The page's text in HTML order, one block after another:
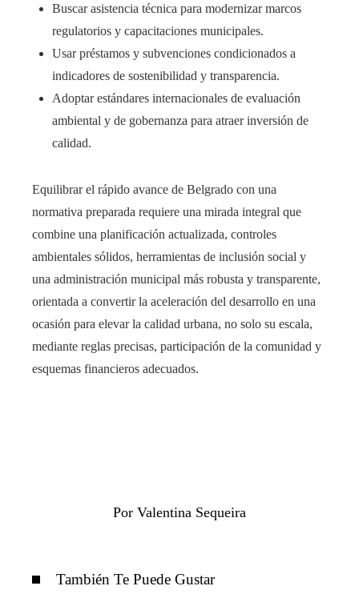
Buscar asistencia técnica para modernizar marcos
regulatorios y capacitaciones municipales.
Usar préstamos y subvenciones condicionados a
indicadores de sostenibilidad y transparencia.
Adoptar estándares internacionales de evaluación
ambiental y de gobernanza para atraer inversión de
calidad.
Equilibrar el rápido avance de Belgrado con una
normativa preparada requiere una mirada integral que
combine una planificación actualizada, controles
ambientales sólidos, herramientas de inclusión social y
una administración municipal más robusta y transparente,
orientada a convertir la aceleración del desarrollo en una
ocasión para elevar la calidad urbana, no solo su escala,
mediante reglas precisas, participación de la comunidad y
esquemas financieros adecuados.
Por Valentina Sequeira
También Te Puede Gustar